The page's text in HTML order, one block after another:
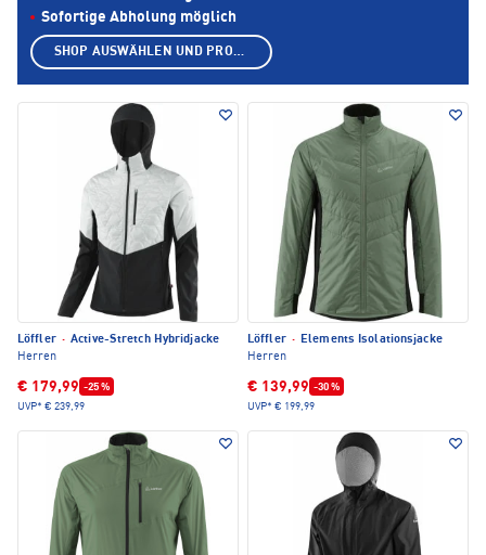
Löffler · Active-Stretch Hybridjacke
Herren
€ 179,99 -25 %
UVP* € 239,99
Löffler · Elements Isolationsjacke
Herren
€ 139,99 -30 %
UVP* € 199,99
Sofortige Abholung möglich
SHOP AUSWÄHLEN UND PRODUKTE ANZEIGEN